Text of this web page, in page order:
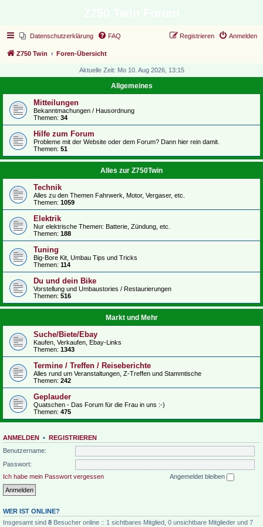
Datenschutzerklärung FAQ Anmelden
Registrieren
Z750 Twin Foren-Übersicht
Aktuelle Zeit: Mo 10. Aug 2026, 13:15
Allgemeines
Mitteilungen
Bekanntmachungen / Hausordnung
Themen: 34
Hilfe zum Forum
Probleme mit der Website oder dem Forum? Dann hier rein damit.
Themen: 51
Alles zur Z750Twin
Technik
Alles zu den Themen Fahrwerk, Motor, Vergaser, etc.
Themen: 1059
Elektrik
Nur elektrische Themen: Batterie, Zündung, etc.
Themen: 188
Tuning
Big-Bore Kit, Umbau Tips und Tricks
Themen: 114
Du und dein Bike
Vorstellung und Umbaustories / Restaurierungen
Themen: 516
Markt und Mehr
Suche/Biete/Ebay
Kaufen, Verkaufen, Ebay-Links
Themen: 1343
Termine / Treffen / Reiseberichte
Alles rund um Veranstaltungen, Z-Treffen und Stammtische
Themen: 242
Geplauder
Quatschen - Das Forum für die Frau in uns :-)
Themen: 475
ANMELDEN • REGISTRIEREN
Benutzername:
Passwort:
Ich habe mein Passwort vergessen
Angemeldet bleiben
WER IST ONLINE?
Insgesamt sind 8 Besucher online :: 1 sichtbares Mitglied, 0 unsichtbare Mitglieder und 7